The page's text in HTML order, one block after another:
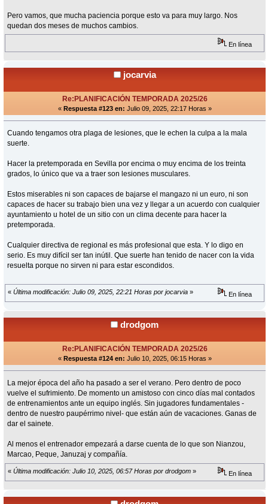
Pero vamos, que mucha paciencia porque esto va para muy largo. Nos
quedan dos meses de muchos cambios.
En línea
jocarvia
Re:PLANIFICACIÓN TEMPORADA 2025/26
« Respuesta #123 en: Julio 09, 2025, 22:17 Horas »
Cuando tengamos otra plaga de lesiones, que le echen la culpa a la mala
suerte.
Hacer la pretemporada en Sevilla por encima o muy encima de los treinta
grados, lo único que va a traer son lesiones musculares.
Estos miserables ni son capaces de bajarse el mangazo ni un euro, ni son
capaces de hacer su trabajo bien una vez y llegar a un acuerdo con cualquier
ayuntamiento u hotel de un sitio con un clima decente para hacer la
pretemporada.
Cualquier directiva de regional es más profesional que esta. Y lo digo en
serio. Es muy difícil ser tan inútil. Que suerte han tenido de nacer con la vida
resuelta porque no sirven ni para estar escondidos.
« Última modificación: Julio 09, 2025, 22:21 Horas por jocarvia » En línea
drodgom
Re:PLANIFICACIÓN TEMPORADA 2025/26
« Respuesta #124 en: Julio 10, 2025, 06:15 Horas »
La mejor época del año ha pasado a ser el verano. Pero dentro de poco
vuelve el sufrimiento. De momento un amistoso con cinco días mal contados
de entrenamientos ante un equipo inglés. Sin jugadores fundamentales -
dentro de nuestro paupérrimo nivel- que están aún de vacaciones. Ganas de
dar el sainete.
Al menos el entrenador empezará a darse cuenta de lo que son Nianzou,
Marcao, Peque, Januzaj y compañía.
« Última modificación: Julio 10, 2025, 06:57 Horas por drodgom » En línea